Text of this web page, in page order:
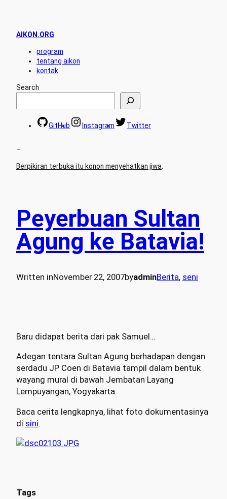
AIKON.ORG
program
tentang aikon
kontak
Search
GitHub Instagram Twitter
–
Berpikiran terbuka itu konon menyehatkan jiwa
Peyerbuan Sultan
Agung ke Batavia!
Written inNovember 22, 2007byadminBerita, seni
Baru didapat berita dari pak Samuel…
Adegan tentara Sultan Agung berhadapan dengan
serdadu JP Coen di Batavia tampil dalam bentuk
wayang mural di bawah Jembatan Layang
Lempuyangan, Yogyakarta.
Baca cerita lengkapnya, lihat foto dokumentasinya
di sini.
Tags